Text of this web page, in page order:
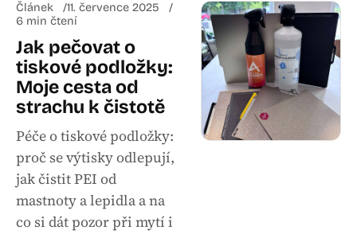
Článek
11. července 2025
6 min čtení
Jak pečovat o
tiskové podložky:
Moje cesta od
strachu k čistotě
Péče o tiskové podložky:
proč se výtisky odlepují,
jak čistit PEI od
mastnoty a lepidla a na
co si dát pozor při mytí i